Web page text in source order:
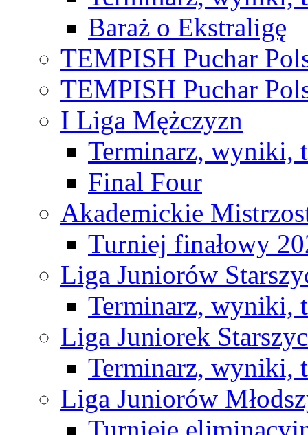
Baraż o Ekstraligę
TEMPISH Puchar
TEMPISH Puchar
I Liga Mężczyzn
Terminarz, wyniki,
Final Four
Akademickie
Turniej finałowy
Liga Juniorów
Terminarz, wyniki,
Liga Juniorek
Terminarz, wyniki,
Liga Juniorów
Turnieje